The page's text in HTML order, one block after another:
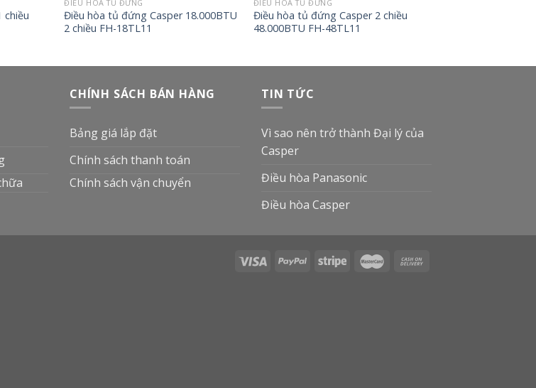
chiều
ĐIỀU HÒA TỦ ĐỨNG
Điều hòa tủ đứng Casper 18.000BTU
2 chiều FH-18TL11
ĐIỀU HÒA TỦ ĐỨNG
Điều hòa tủ đứng Casper 2 chiều
48.000BTU FH-48TL11
CHÍNH SÁCH BÁN HÀNG
Bảng giá lắp đặt
Chính sách thanh toán
Chính sách vận chuyển
TIN TỨC
Vì sao nên trở thành Đại lý của
Casper
Điều hòa Panasonic
Điều hòa Casper